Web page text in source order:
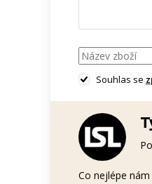
Souhlas se
Co nejlépe